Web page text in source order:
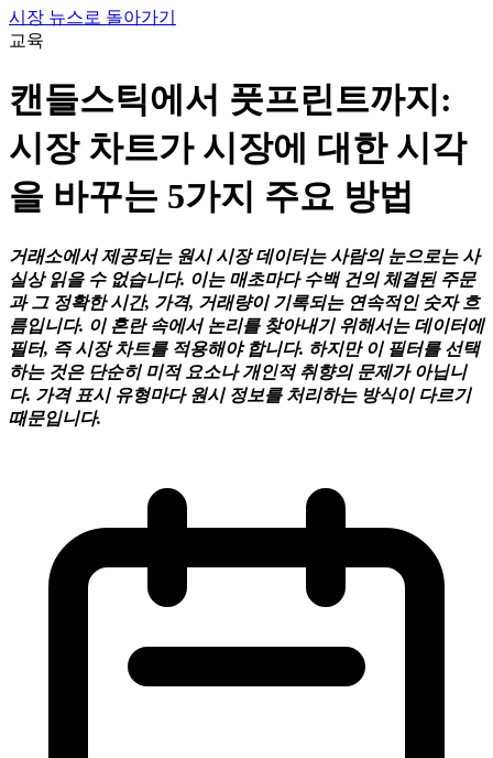
시장 뉴스로 돌아가기
교육
캔들스틱에서 풋프린트까지:
시장 차트가 시장에 대한 시각
을 바꾸는 5가지 주요 방법
거래소에서 제공되는 원시 시장 데이터는 사람의 눈으로는 사
실상 읽을 수 없습니다. 이는 매초마다 수백 건의 체결된 주문
과 그 정확한 시간, 가격, 거래량이 기록되는 연속적인 숫자 흐
름입니다. 이 혼란 속에서 논리를 찾아내기 위해서는 데이터에
필터, 즉 시장 차트를 적용해야 합니다. 하지만 이 필터를 선택
하는 것은 단순히 미적 요소나 개인적 취향의 문제가 아닙니
다. 가격 표시 유형마다 원시 정보를 처리하는 방식이 다르기
때문입니다.